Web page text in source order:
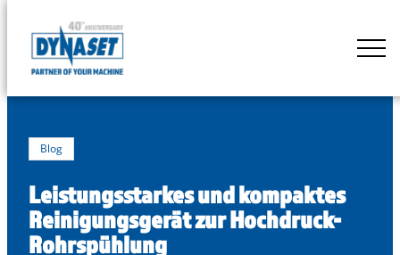
content
DYNASET
Blog
Leistungsstarkes und kompaktes
Reinigungsgerät zur Hochdruck-
Rohrspühlung